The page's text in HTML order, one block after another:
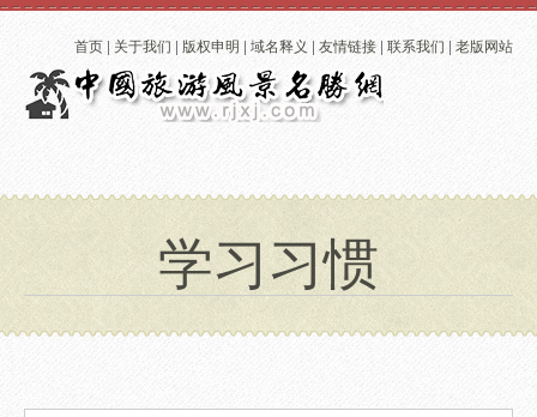
首页 | 关于我们 | 版权申明 | 域名释义 | 友情链接 | 联系我们 | 老版网站
学习习惯